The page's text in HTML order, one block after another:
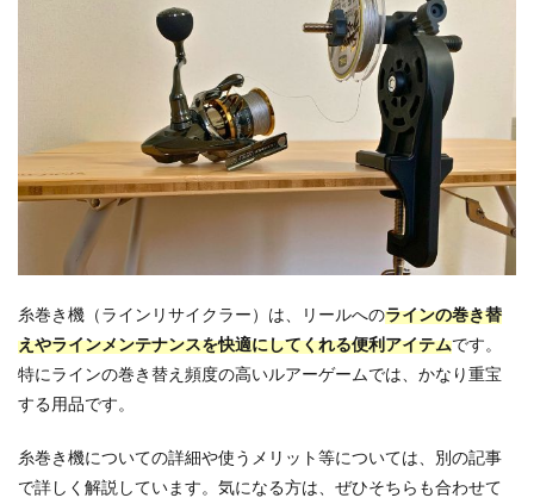
糸巻き機（ラインリサイクラー）は、リールへのラインの巻き替
えやラインメンテナンスを快適にしてくれる便利アイテムです。
特にラインの巻き替え頻度の高いルアーゲームでは、かなり重宝
する用品です。
糸巻き機についての詳細や使うメリット等については、別の記事
で詳しく解説しています。気になる方は、ぜひそちらも合わせて